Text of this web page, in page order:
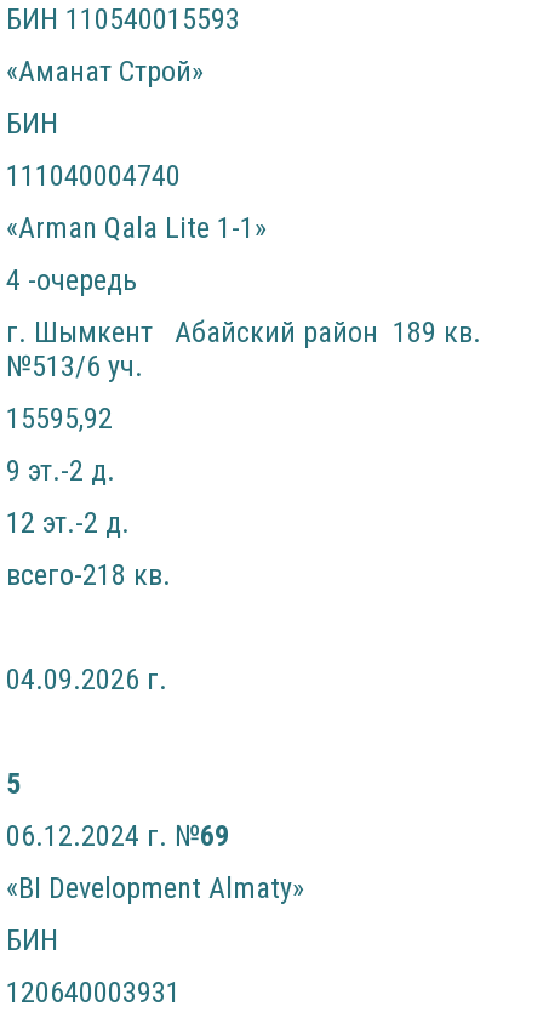
БИН 110540015593
«Аманат Строй»
БИН
111040004740
«Arman Qala Lite 1-1»
4 -очередь
г. Шымкент Абайский район 189 кв.
№513/6 уч.
15595,92
9 эт.-2 д.
12 эт.-2 д.
всего-218 кв.
04.09.2026 г.
5
06.12.2024 г. №69
«BI Development Almaty»
БИН
120640003931